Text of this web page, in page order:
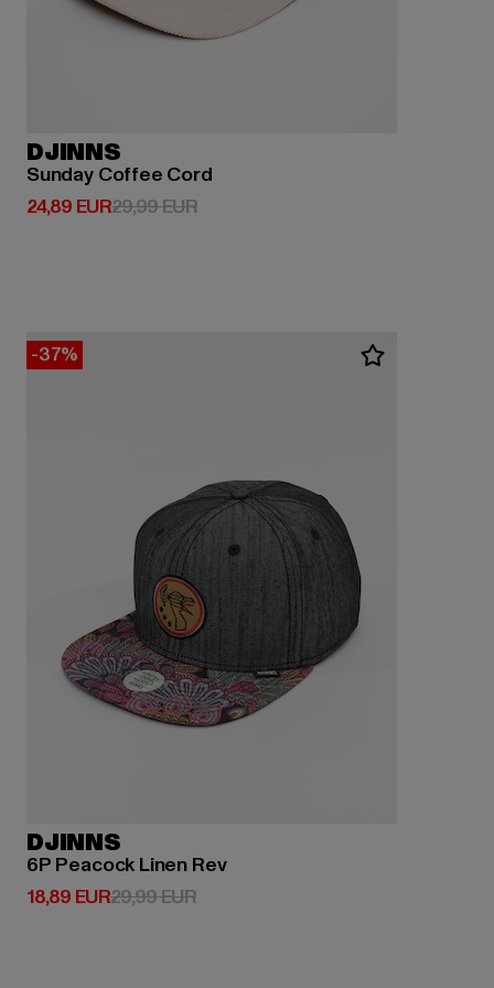
DJINNS
Sunday Coffee Cord
24,89 EUR
Derzeitiger Preis: 24,89 EUR
29,99 EURAktionspreis: 29,99 EUR
-37%
DJINNS
6P Peacock Linen Rev
18,89 EUR
Derzeitiger Preis: 18,89 EUR
29,99 EURAktionspreis: 29,99 EUR